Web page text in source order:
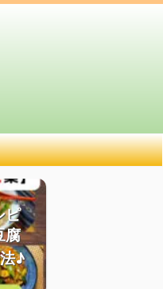
ピ
腐
♪